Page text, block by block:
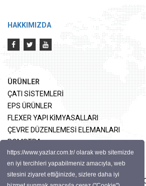
https://www.yazlar.com.tr/ olarak web sitemizde
en iyi tercihleri yapabilmeniz amacıyla, web
sitesini ziyaret ettiğinizde, sizlere daha iyi
HAKKIMIZDA
ÜRÜNLER
ÇATI SİSTEMLERİ
EPS ÜRÜNLER
FLEXER YAPI KİMYASALLARI
ÇEVRE DÜZENLEMESİ ELEMANLARI
POMSTRA
İLETİŞİM
ADRES: Terkehaliller Safranbolu Karayolu